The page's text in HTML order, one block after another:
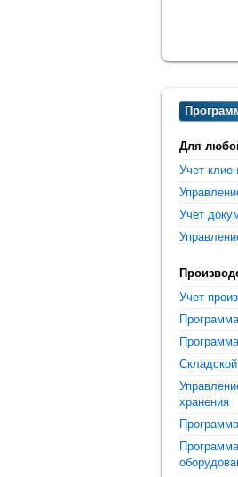
Для
Учет
Учет
Учет
хранения